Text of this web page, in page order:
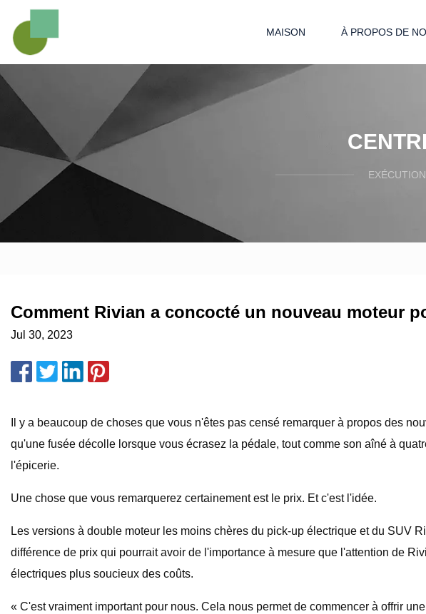
MAISON À PROPOS DE
Comment Rivian a concocté un nouveau moteur
Jul 30, 2023
Il y a beaucoup de choses que vous n'êtes pas censé remarquer à propos des
qu'une fusée décolle lorsque vous écrasez la pédale, tout comme son aîné à
l'épicerie.
Une chose que vous remarquerez certainement est le prix. Et c'est l'idée.
Les versions à double moteur les moins chères du pick-up électrique et du SUV
différence de prix qui pourrait avoir de l'importance à mesure que l'attention de
électriques plus soucieux des coûts.
« C'est vraiment important pour nous. Cela nous permet de commencer à offrir